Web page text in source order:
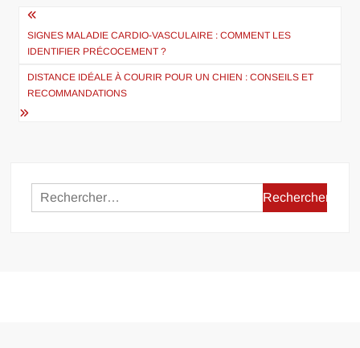
Navigation
de
l’article
SIGNES MALADIE CARDIO-VASCULAIRE : COMMENT LES
IDENTIFIER PRÉCOCEMENT ?
DISTANCE IDÉALE À COURIR POUR UN CHIEN : CONSEILS ET
RECOMMANDATIONS
Rechercher :